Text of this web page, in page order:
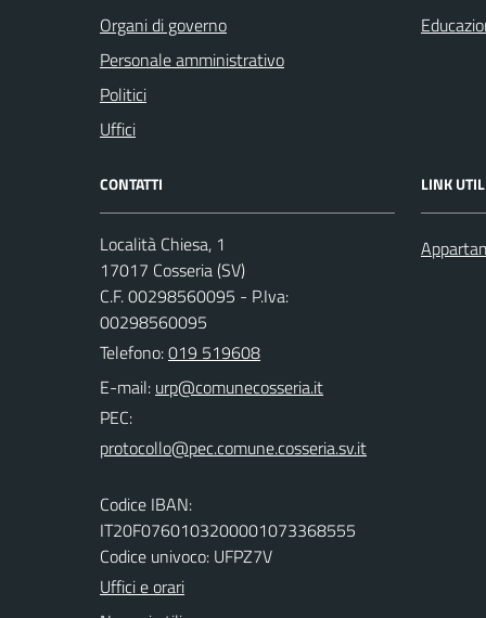
Organi di governo
Personale amministrativo
Politici
Uffici
CONTATTI
Località Chiesa, 1
17017 Cosseria (SV)
C.F. 00298560095 - P.Iva:
00298560095
Telefono:019 519608
E-mail:
PEC:
Codice IBAN:
IT20F0760103200001073368555
Codice univoco: UFPZ7V
Uffici e orari
LINK